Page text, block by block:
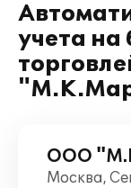
учета на
ООО
Москва,